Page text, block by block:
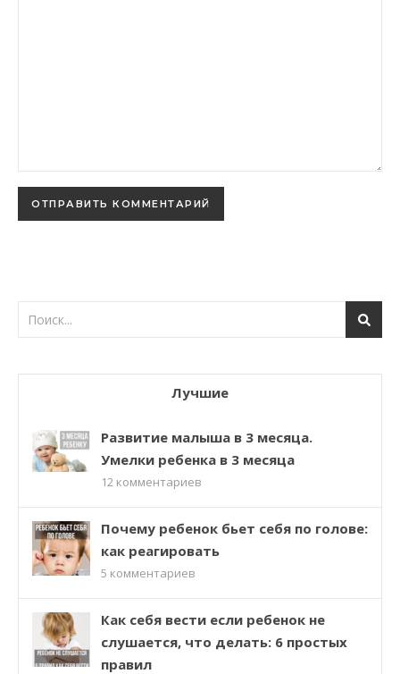
Лучшие
Развитие малыша в 3 месяца.
Умелки ребенка в 3 месяца
12 комментариев
Почему ребенок бьет себя по голове:
как реагировать
5 комментариев
Как себя вести если ребенок не
слушается, что делать: 6 простых
правил